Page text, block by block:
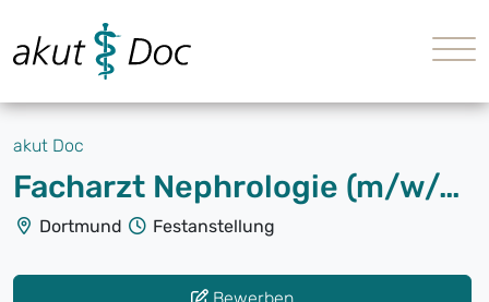
akut Doc
Facharzt Nephrologie (m/w/d) Voll- oder Teilzeit
Dortmund Festanstellung